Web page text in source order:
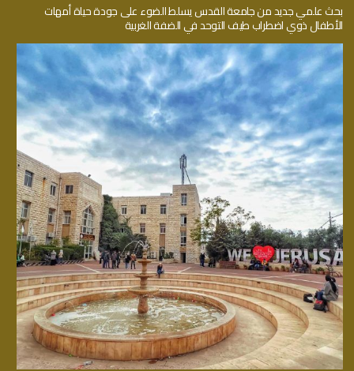
بحث علمي جديد من جامعة القدس يسلط الضوء على جودة حياة أمهات
الأطفال ذوي اضطراب طيف التوحد في الضفة الغربية